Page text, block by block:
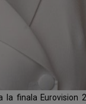
finala Eurovision